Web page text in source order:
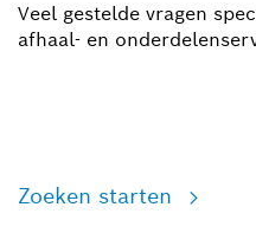
Veel gestelde vragen
afhaal- en
Zoeken starten